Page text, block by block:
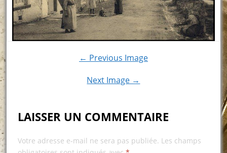
← Previous Image
Next Image →
LAISSER UN COMMENTAIRE
Votre adresse e-mail ne sera pas publiée. Les champs